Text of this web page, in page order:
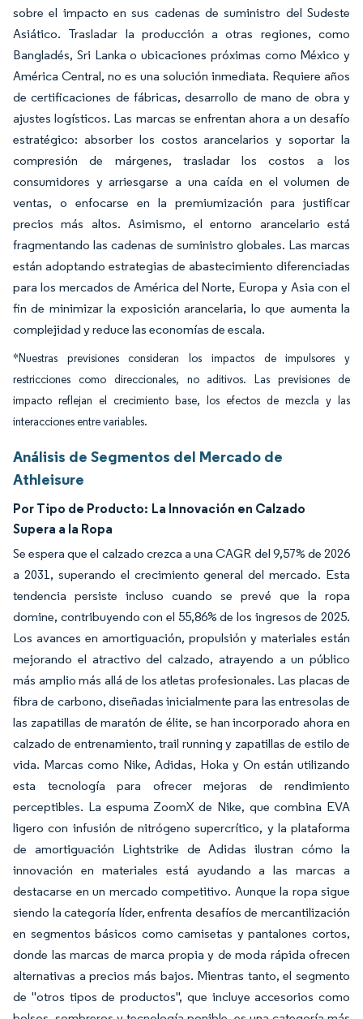
sobre el impacto en sus cadenas de suministro del Sudeste
Asiático. Trasladar la producción a otras regiones, como
Bangladés, Sri Lanka o ubicaciones próximas como México y
América Central, no es una solución inmediata. Requiere años
de certificaciones de fábricas, desarrollo de mano de obra y
ajustes logísticos. Las marcas se enfrentan ahora a un desafío
estratégico: absorber los costos arancelarios y soportar la
compresión de márgenes, trasladar los costos a los
consumidores y arriesgarse a una caída en el volumen de
ventas, o enfocarse en la premiumización para justificar
precios más altos. Asimismo, el entorno arancelario está
fragmentando las cadenas de suministro globales. Las marcas
están adoptando estrategias de abastecimiento diferenciadas
para los mercados de América del Norte, Europa y Asia con el
fin de minimizar la exposición arancelaria, lo que aumenta la
complejidad y reduce las economías de escala.
*Nuestras previsiones consideran los impactos de impulsores y
restricciones como direccionales, no aditivos. Las previsiones de
impacto reflejan el crecimiento base, los efectos de mezcla y las
interacciones entre variables.
Análisis de Segmentos del Mercado de
Athleisure
Por Tipo de Producto: La Innovación en Calzado
Supera a la Ropa
Se espera que el calzado crezca a una CAGR del 9,57% de 2026
a 2031, superando el crecimiento general del mercado. Esta
tendencia persiste incluso cuando se prevé que la ropa
domine, contribuyendo con el 55,86% de los ingresos de 2025.
Los avances en amortiguación, propulsión y materiales están
mejorando el atractivo del calzado, atrayendo a un público
más amplio más allá de los atletas profesionales. Las placas de
fibra de carbono, diseñadas inicialmente para las entresolas de
las zapatillas de maratón de élite, se han incorporado ahora en
calzado de entrenamiento, trail running y zapatillas de estilo de
vida. Marcas como Nike, Adidas, Hoka y On están utilizando
esta tecnología para ofrecer mejoras de rendimiento
perceptibles. La espuma ZoomX de Nike, que combina EVA
ligero con infusión de nitrógeno supercrítico, y la plataforma
de amortiguación Lightstrike de Adidas ilustran cómo la
innovación en materiales está ayudando a las marcas a
destacarse en un mercado competitivo. Aunque la ropa sigue
siendo la categoría líder, enfrenta desafíos de mercantilización
en segmentos básicos como camisetas y pantalones cortos,
donde las marcas de marca propia y de moda rápida ofrecen
alternativas a precios más bajos. Mientras tanto, el segmento
de "otros tipos de productos", que incluye accesorios como